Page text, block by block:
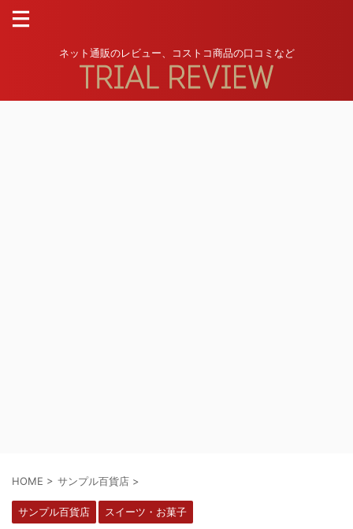
ネット通販のレビュー、コストコ商品の口コミなど
HOME > サンプル百貨店 >
サンプル百貨店 スイーツ・お菓子